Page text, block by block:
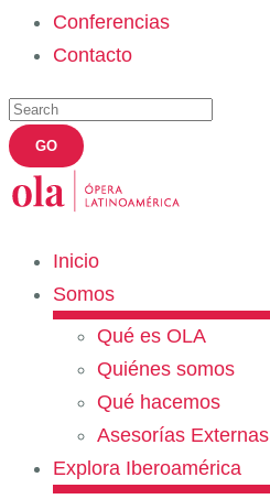
Conferencias
Contacto
Inicio
Somos
Qué es OLA
Quiénes somos
Qué hacemos
Asesorías Externas
Explora Iberoamérica